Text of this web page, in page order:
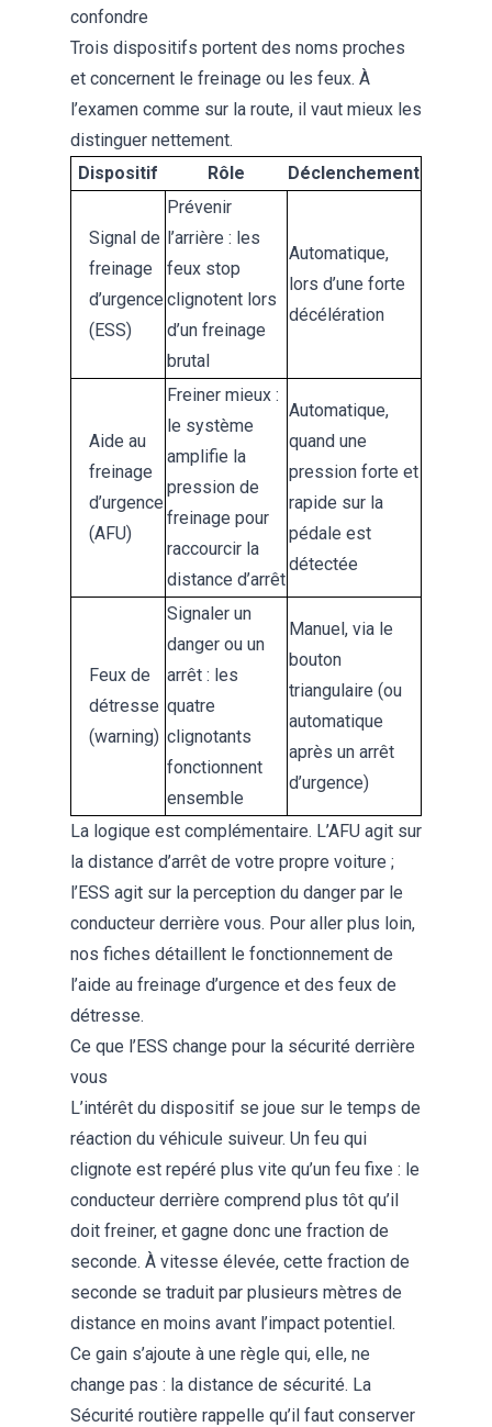
confondre
Trois dispositifs portent des noms proches
et concernent le freinage ou les feux. À
l’examen comme sur la route, il vaut mieux les
distinguer nettement.
Dispositif
Rôle Déclenchement
Signal de
freinage
d’urgence
(ESS)
Prévenir
l’arrière : les
feux stop
clignotent lors
d’un freinage
brutal
Automatique,
lors d’une forte
décélération
Aide au
freinage
d’urgence
(AFU)
Freiner mieux :
le système
amplifie la
pression de
freinage pour
raccourcir la
distance d’arrêt
Automatique,
quand une
pression forte et
rapide sur la
pédale est
détectée
Feux de
détresse
(warning)
Signaler un
danger ou un
arrêt : les
quatre
clignotants
fonctionnent
ensemble
Manuel, via le
bouton
triangulaire (ou
automatique
après un arrêt
d’urgence)
La logique est complémentaire. L’AFU agit sur
la distance d’arrêt de votre propre voiture ;
l’ESS agit sur la perception du danger par le
conducteur derrière vous. Pour aller plus loin,
nos fiches détaillent le fonctionnement de
l’aide au freinage d’urgence et des feux de
détresse.
Ce que l’ESS change pour la sécurité derrière
vous
L’intérêt du dispositif se joue sur le temps de
réaction du véhicule suiveur. Un feu qui
clignote est repéré plus vite qu’un feu fixe : le
conducteur derrière comprend plus tôt qu’il
doit freiner, et gagne donc une fraction de
seconde. À vitesse élevée, cette fraction de
seconde se traduit par plusieurs mètres de
distance en moins avant l’impact potentiel.
Ce gain s’ajoute à une règle qui, elle, ne
change pas : la distance de sécurité. La
Sécurité routière rappelle qu’il faut conserver